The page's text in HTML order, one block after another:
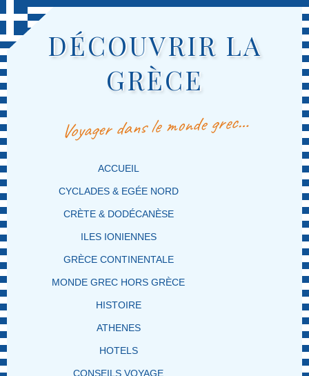
DÉCOUVRIR LA
GRÈCE
Voyager dans le monde grec…
MENU PRINCIPAL
MASQUER LA NAVIGATION PRINCIPALE
MASQUER LA NAVIGATION SECONDAIRE
ACCUEIL
CYCLADES & EGÉE NORD
CRÈTE & DODÉCANÈSE
ILES IONIENNES
GRÈCE CONTINENTALE
MONDE GREC HORS GRÈCE
HISTOIRE
ATHENES
HOTELS
CONSEILS VOYAGE